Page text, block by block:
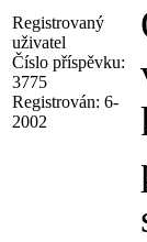
Registrovaný
uživatel
Číslo příspěvku:
3775
Registrován: 6-
2002